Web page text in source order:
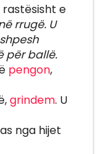
rastësisht e
rrugë. U
për ballë.
pengon,
grindem. U
nga hijet